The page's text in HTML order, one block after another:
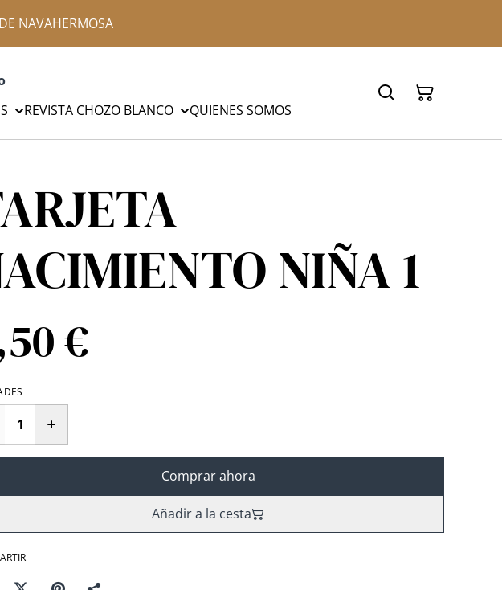
NAVAHERMOSA
REVISTA CHOZO BLANCO QUIENES SOMOS
NIÑA 1
€
Comprar ahora
Añadir a la cesta